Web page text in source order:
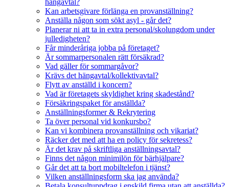
hängavtal?
Kan arbetsgivare förlänga en provanställning?
Anställa någon som sökt asyl - går det?
Planerar ni att ta in extra personal/skolungdom under
julledigheten?
Får minderåriga jobba på företaget?
Är sommarpersonalen rätt försäkrad?
Vad gäller för sommargåvor?
Krävs det hängavtal/kollektivavtal?
Flytt av anställd i koncern?
Vad är företagets skyldighet kring skadestånd?
Försäkringspaket för anställda?
Anställningsformer & Rekrytering
Ta över personal vid konkursbo?
Kan vi kombinera provanställning och vikariat?
Räcker det med att ha en policy för sekretess?
Är det krav på skriftliga anställningsavtal?
Finns det någon minimilön för bärhjälpare?
Går det att ta bort mobiltelefon i tjänst?
Vilken anställningsform ska jag använda?